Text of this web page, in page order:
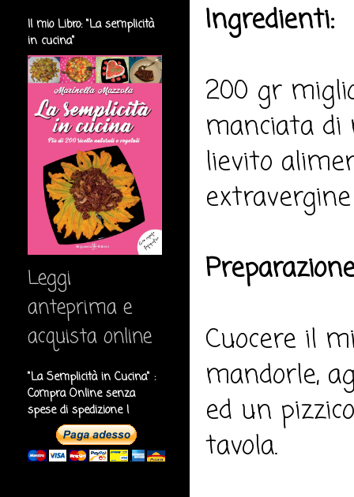
Ingredienti:
200 gr
manciata di
lievito
Cuocere il
mandorle,
ed un
tavola.
Il mio Libro: "La semplicità
in cucina"
Leggi
anteprima e
acquista online
"La Semplicità in Cucina" :
Compra Online senza
spese di spedizione !